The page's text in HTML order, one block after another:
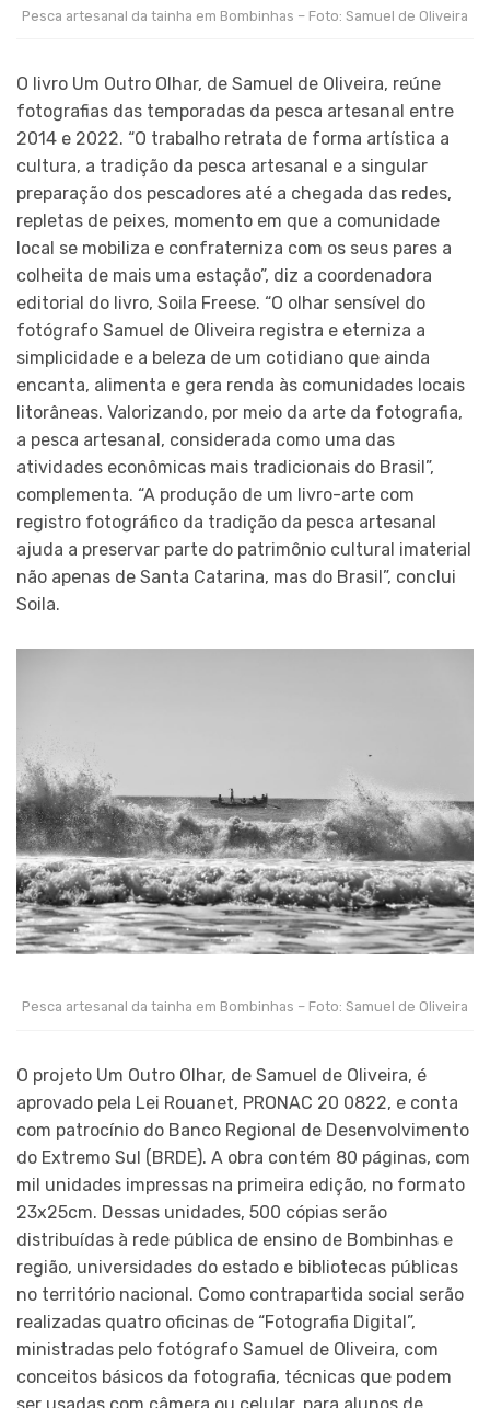
Pesca artesanal da tainha em Bombinhas – Foto: Samuel de Oliveira
O livro Um Outro Olhar, de Samuel de Oliveira, reúne
fotografias das temporadas da pesca artesanal entre
2014 e 2022. “O trabalho retrata de forma artística a
cultura, a tradição da pesca artesanal e a singular
preparação dos pescadores até a chegada das redes,
repletas de peixes, momento em que a comunidade
local se mobiliza e confraterniza com os seus pares a
colheita de mais uma estação”, diz a coordenadora
editorial do livro, Soila Freese. “O olhar sensível do
fotógrafo Samuel de Oliveira registra e eterniza a
simplicidade e a beleza de um cotidiano que ainda
encanta, alimenta e gera renda às comunidades locais
litorâneas. Valorizando, por meio da arte da fotografia,
a pesca artesanal, considerada como uma das
atividades econômicas mais tradicionais do Brasil”,
complementa. “A produção de um livro-arte com
registro fotográfico da tradição da pesca artesanal
ajuda a preservar parte do patrimônio cultural imaterial
não apenas de Santa Catarina, mas do Brasil”, conclui
Soila.
Pesca artesanal da tainha em Bombinhas – Foto: Samuel de Oliveira
O projeto Um Outro Olhar, de Samuel de Oliveira, é
aprovado pela Lei Rouanet, PRONAC 20 0822, e conta
com patrocínio do Banco Regional de Desenvolvimento
do Extremo Sul (BRDE). A obra contém 80 páginas, com
mil unidades impressas na primeira edição, no formato
23x25cm. Dessas unidades, 500 cópias serão
distribuídas à rede pública de ensino de Bombinhas e
região, universidades do estado e bibliotecas públicas
no território nacional. Como contrapartida social serão
realizadas quatro oficinas de “Fotografia Digital”,
ministradas pelo fotógrafo Samuel de Oliveira, com
conceitos básicos da fotografia, técnicas que podem
ser usadas com câmera ou celular, para alunos de